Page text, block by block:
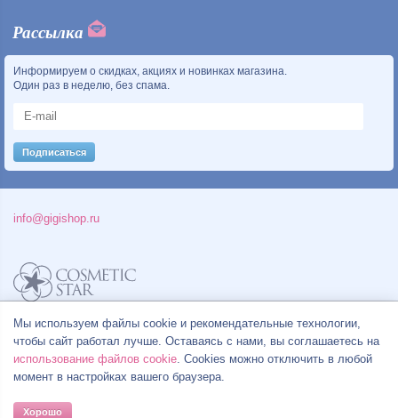
Рассылка
Информируем о скидках, акциях и новинках магазина.
Один раз в неделю, без спама.
Политика конфиденциальности
Правила продажи товаров
Согласие на обработку персональных данных
info@gigishop.ru
Мы используем файлы cookie и рекомендательные технологии,
чтобы сайт работал лучше. Оставаясь с нами, вы соглашаетесь на
использование файлов cookie. Cookies можно отключить в любой
момент в настройках вашего браузера.
Хорошо